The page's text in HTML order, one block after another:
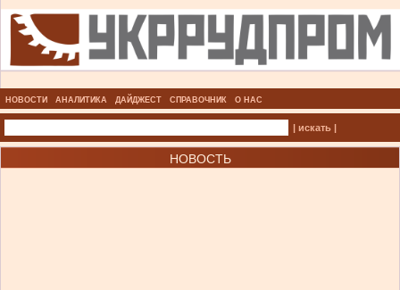
НОВОСТИ АНАЛИТИКА ДАЙДЖЕСТ СПРАВОЧНИК О НАС
| искать |
НОВОСТЬ